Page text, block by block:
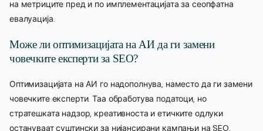
на метриците пред и по имплементацијата за сеопфатна
евалуација.
Може ли оптимизацијата на АИ да ги замени
човечките експерти за SEO?
Оптимизацијата на АИ го надополнува, наместо да ги замени
човечките експерти. Таа обработува податоци, но
стратешката надзор, креативноста и етичките одлуки
остануваат суштински за нијансирани кампањи на SEO.